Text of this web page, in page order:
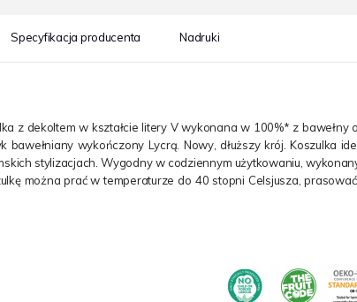
Specyfikacja producenta Nadruki
z dekoltem w kształcie litery V wykonana w 100%* z bawełny
bawełniany wykończony Lycrą. Nowy, dłuższy krój. Koszulka
stylizacjach. Wygodny w codziennym użytkowaniu,
można prać w temperaturze do 40 stopni Celsjusza,